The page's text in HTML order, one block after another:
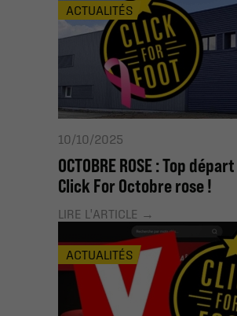
ACTUALITÉS
10/10/2025
OCTOBRE ROSE : Top
Click For Octobre rose !
LIRE L'ARTICLE
ACTUALITÉS